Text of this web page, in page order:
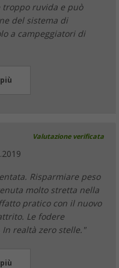
troppo ruvida e può
del sistema di
a campeggiatori di
Valutazione verificata
Risparmiare peso
molto stretta nella
pratico con il nuovo
Le fodere
In realtà zero stelle."